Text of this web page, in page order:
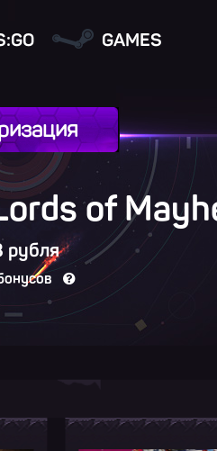
GAMES
of
рубля